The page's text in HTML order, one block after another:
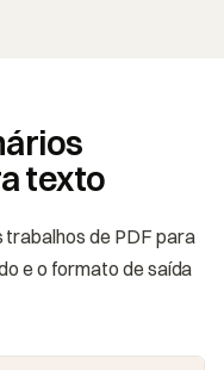
texto
trabalhos de PDF para
e o formato de saída